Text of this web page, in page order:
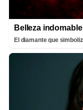
Belleza indomable
El diamante que